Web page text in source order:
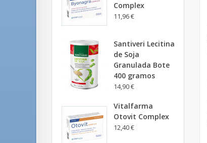
Complex
11,96 €
Santiveri Lecitina
de Soja
Granulada Bote
400 gramos
14,90 €
Vitalfarma
Otovit Complex
12,40 €